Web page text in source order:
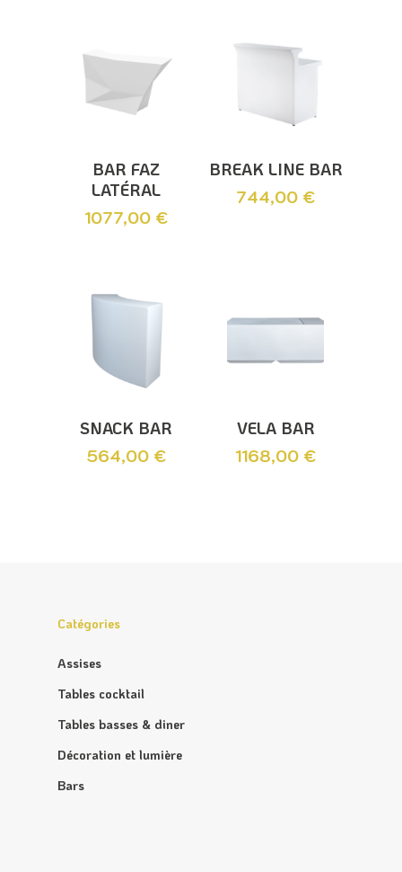
Ajouter Au
Panier
BAR FAZ
LATÉRAL
1077,00 €
Ajouter Au
BREAK LINE BAR
744,00 €
Ajouter Au
SNACK BAR
564,00 €
Ajouter Au
VELA BAR
1168,00 €
Catégories
Assises
Tables cocktail
Tables basses & diner
Décoration et lumière
Bars